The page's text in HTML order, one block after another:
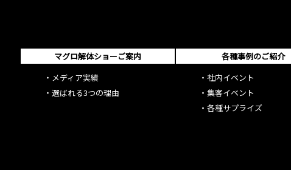
マグロ解体ショーご案内
・ メディア実績
・ 選ばれる3つの理由
各種事例のご紹介
・ 社内イベント
・ 集客イベント
・ 各種サプライズ